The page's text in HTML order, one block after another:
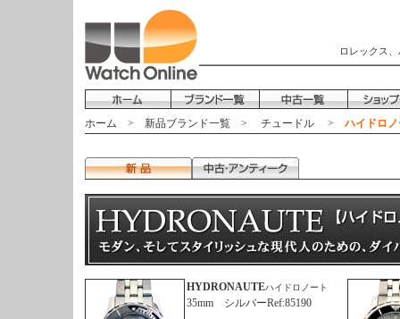
ロレックス
ホーム > 新品ブランド一覧 > チュードル >ハイドロ
HYDRONAUTEハイドロノート
35mm シルバーRef:85190